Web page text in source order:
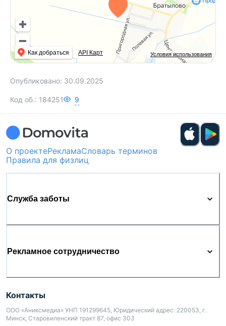
Условия использования
Как добраться API Карт
Опубликовано: 30.09.2025
Код об.: 184251 9
О проектеРекламаСловарь терминов
Правила для физлиц
Служба заботы
Рекламное сотрудничество
Контакты
ООО «Аниксмедиа» УНП 191299645, Юридический адрес: 220053, г.
Минск, Старовиленский тракт 87, офис 303